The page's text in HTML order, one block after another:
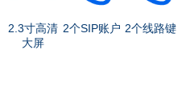
2.3寸高清
大屏
2个SIP账户 2个线路键